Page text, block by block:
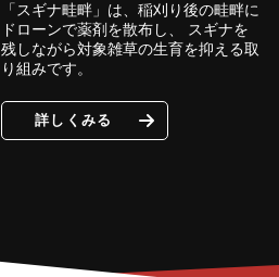
「スギナ畦畔」は、稲刈り後の畦畔に
ドローンで薬剤を散布し、 スギナを
残しながら対象雑草の生育を抑える取
り組みです。
詳しくみる